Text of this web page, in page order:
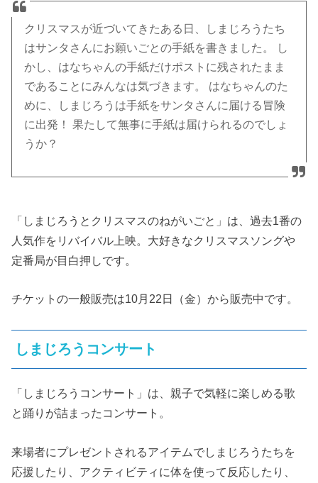
クリスマスが近づいてきたある日、しまじろうたち
はサンタさんにお願いごとの手紙を書きました。 し
かし、はなちゃんの手紙だけポストに残されたまま
であることにみんなは気づきます。 はなちゃんのた
めに、しまじろうは手紙をサンタさんに届ける冒険
に出発！ 果たして無事に手紙は届けられるのでしょ
うか？
「しまじろうとクリスマスのねがいごと」は、過去1番の
人気作をリバイバル上映。大好きなクリスマスソングや
定番局が目白押しです。
チケットの一般販売は10月22日（金）から販売中です。
しまじろうコンサート
「しまじろうコンサート」は、親子で気軽に楽しめる歌
と踊りが詰まったコンサート。
来場者にプレゼントされるアイテムでしまじろうたちを
応援したり、アクティビティに体を使って反応したり、